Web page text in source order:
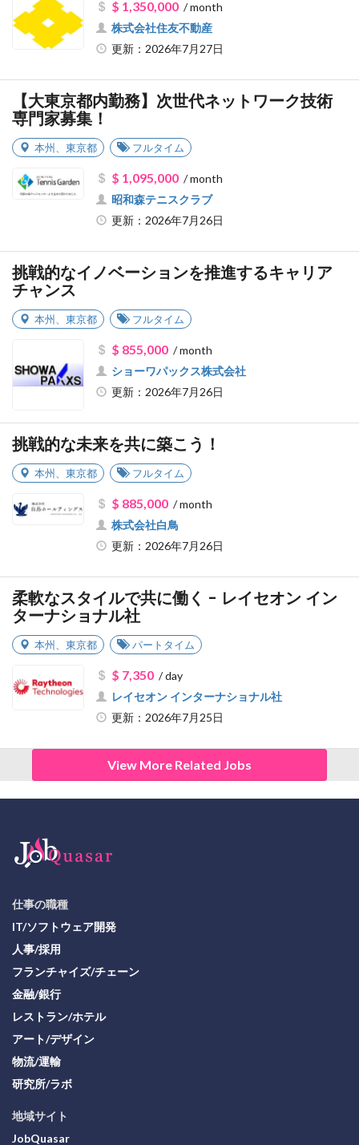
$ 1,350,000/ month
株式会社住友不動産
更新：2026年7月27日
【大東京都内勤務】次世代ネットワーク技術
専門家募集！
本州 東京都 フルタイム
$ 1,095,000/ month
昭和森テニスクラブ
更新：2026年7月26日
挑戦的なイノベーションを推進するキャリア
チャンス
本州 東京都 フルタイム
$ 855,000/ month
ショーワパックス株式会社
更新：2026年7月26日
挑戦的な未来を共に築こう！
本州 東京都 フルタイム
$ 885,000/ month
株式会社白鳥
更新：2026年7月26日
柔軟なスタイルで共に働く - レイセオン イン
ターナショナル社
本州 東京都 パートタイム
$ 7,350/ day
レイセオン インターナショナル社
更新：2026年7月25日
View More Related Jobs
仕事の職種
IT/ソフトウェア開発
人事/採用
フランチャイズ/チェーン
金融/銀行
レストラン/ホテル
アート/デザイン
物流/運輸
研究所/ラボ
地域サイト
JobQuasar